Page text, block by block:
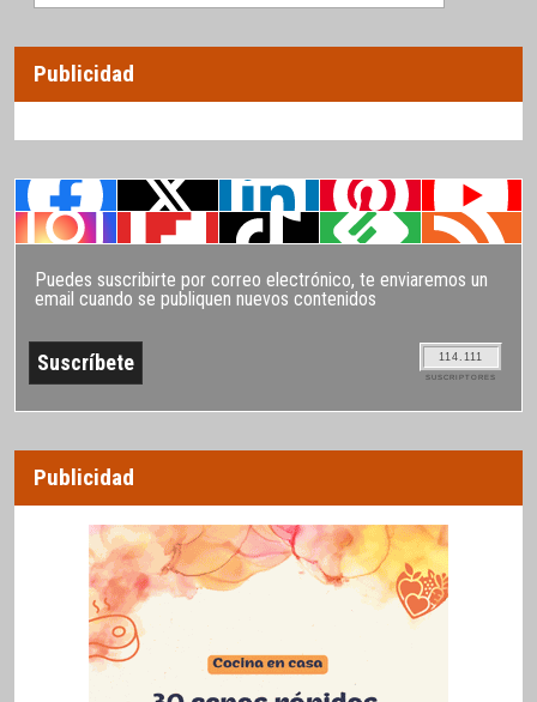
Publicidad
Puedes suscribirte por correo electrónico, te enviaremos un
email cuando se publiquen nuevos contenidos
114.111
SUSCRIPTORES
Publicidad